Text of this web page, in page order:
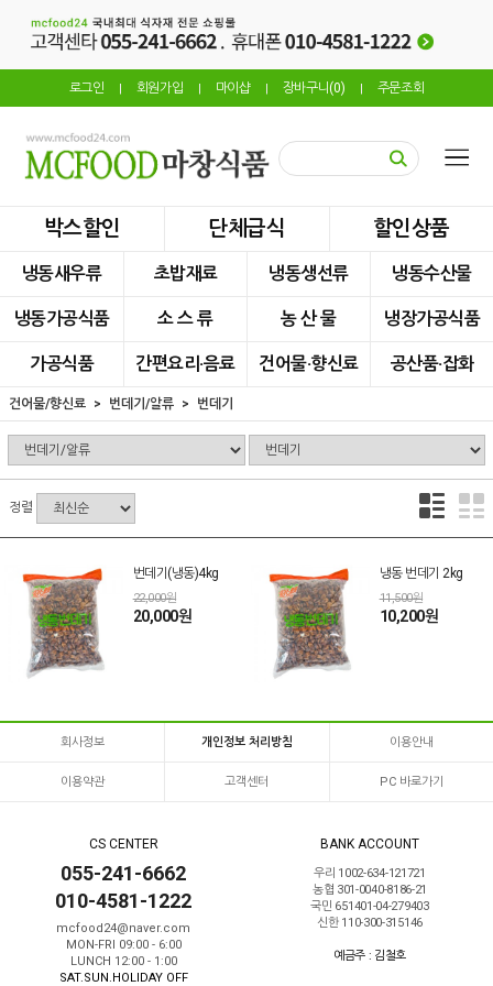
로그인 회원가입 마이샵 장바구니(0) 주문조회
박스할인 단체급식 할인상품
냉동새우류 초밥재료 냉동생선류 냉동수산물
냉동가공식품 소 스 류 농 산 물 냉장가공식품
가공식품 간편요리·음료 건어물·향신료 공산품·잡화
건어물/향신료 번데기/알류 번데기
정렬
번데기(냉동)4kg
22,000원
20,000원
냉동 번데기 2kg
11,500원
10,200원
회사정보 개인정보 처리방침 이용안내
이용약관 고객센터 PC 바로가기
CS CENTER
055-241-6662
010-4581-1222
mcfood24@naver.com
MON-FRI 09:00 - 6:00
LUNCH 12:00 - 1:00
SAT.SUN.HOLIDAY OFF
BANK ACCOUNT
우리 1002-634-121721
농협 301-0040-8186-21
국민 651401-04-279403
신한 110-300-315146
예금주 : 김철호